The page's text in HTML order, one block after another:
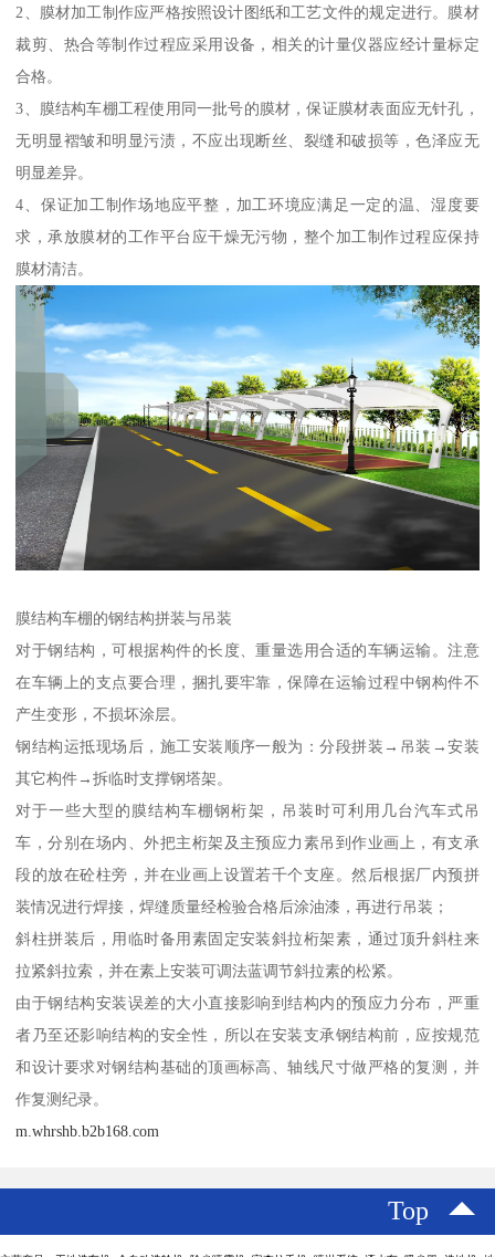
2、膜材加工制作应严格按照设计图纸和工艺文件的规定进行。膜材
裁剪、热合等制作过程应采用设备，相关的计量仪器应经计量标定
合格。
3、膜结构车棚工程使用同一批号的膜材，保证膜材表面应无针孔，
无明显褶皱和明显污渍，不应出现断丝、裂缝和破损等，色泽应无
明显差异。
4、保证加工制作场地应平整，加工环境应满足一定的温、湿度要
求，承放膜材的工作平台应干燥无污物，整个加工制作过程应保持
膜材清洁。
膜结构车棚的钢结构拼装与吊装
对于钢结构，可根据构件的长度、重量选用合适的车辆运输。注意
在车辆上的支点要合理，捆扎要牢靠，保障在运输过程中钢构件不
产生变形，不损坏涂层。
钢结构运抵现场后，施工安装顺序一般为：分段拼装→吊装→安装
其它构件→拆临时支撑钢塔架。
对于一些大型的膜结构车棚钢桁架，吊装时可利用几台汽车式吊
车，分别在场内、外把主桁架及主预应力素吊到作业画上，有支承
段的放在砼柱旁，并在业画上设置若千个支座。然后根据厂内预拼
装情况进行焊接，焊缝质量经检验合格后涂油漆，再进行吊装；
斜柱拼装后，用临时备用素固定安装斜拉桁架素，通过顶升斜柱来
拉紧斜拉索，并在素上安装可调法蓝调节斜拉素的松紧。
由于钢结构安装误差的大小直接影响到结构内的预应力分布，严重
者乃至还影响结构的安全性，所以在安装支承钢结构前，应按规范
和设计要求对钢结构基础的顶画标高、轴线尺寸做严格的复测，并
作复测纪录。
m.whrshb.b2b168.com
Top